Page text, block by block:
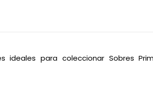
ideales para coleccionar Sobres